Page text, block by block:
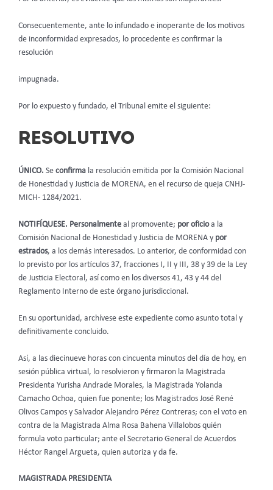
Consecuentemente, ante lo infundado e inoperante de los motivos
de inconformidad expresados, lo procedente es confirmar la
resolución
impugnada.
Por lo expuesto y fundado, el Tribunal emite el siguiente:
RESOLUTIVO
ÚNICO. Se confirma la resolución emitida por la Comisión Nacional
de Honestidad y Justicia de MORENA, en el recurso de queja CNHJ-
MICH- 1284/2021.
NOTIFÍQUESE. Personalmente al promovente; por oficioa la
Comisión Nacional de Honestidad y Justicia de MORENA y por
estrados, a los demás interesados. Lo anterior, de conformidad con
lo previsto por los artículos 37, fracciones I, II y III, 38 y 39 de la Ley
de Justicia Electoral, así como en los diversos 41, 43 y 44 del
Reglamento Interno de este órgano jurisdiccional.
En su oportunidad, archívese este expediente como asunto total y
definitivamente concluido.
Así, a las diecinueve horas con cincuenta minutos del día de hoy, en
sesión pública virtual, lo resolvieron y firmaron la Magistrada
Presidenta Yurisha Andrade Morales, la Magistrada Yolanda
Camacho Ochoa, quien fue ponente; los Magistrados José René
Olivos Campos y Salvador Alejandro Pérez Contreras; con el voto en
contra de la Magistrada Alma Rosa Bahena Villalobos quién
formula voto particular; ante el Secretario General de Acuerdos
Héctor Rangel Argueta, quien autoriza y da fe.
MAGISTRADA PRESIDENTA